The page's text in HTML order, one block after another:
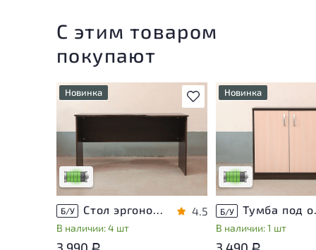
С этим товаром
покупают
В избранное
Новинка
У товара присутствуют
незначительные следы
эксплуатации, не влияющие
на удобство его
использования
Низкая степень износа
Б/У
В наличии: 4 шт
4.5
Р
Новинка
У товара
незначительные
эксплуатации, не
на удобство его
Низкая степень
Б/У
В наличии: 1 шт
Р